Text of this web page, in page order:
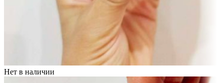
Нет в наличии